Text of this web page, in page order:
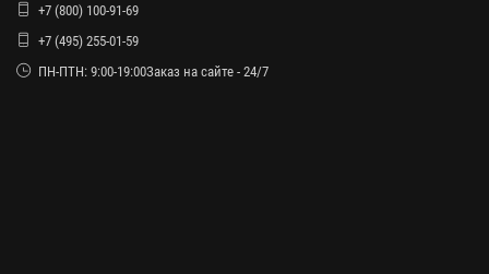
+7 (800) 100-91-69
+7 (495) 255-01-59
ПН-ПТН: 9:00-19:00Заказ на сайте - 24/7